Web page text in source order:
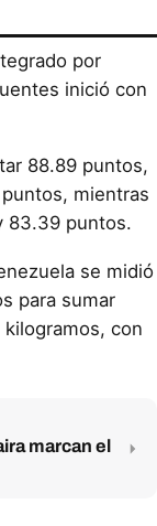
por
inició con
88.89 puntos,
mientras
83.39 puntos.
se midió
para sumar
con
marcan el